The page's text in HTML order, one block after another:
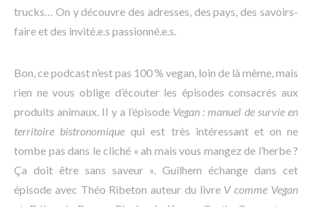
trucks… On y découvre des adresses, des pays, des savoirs-
faire et des invité.e.s passionné.e.s.
Bon, ce podcast n’est pas 100 % vegan, loin de là même, mais
rien ne vous oblige d’écouter les épisodes consacrés aux
produits animaux. Il y a l’épisode Vegan : manuel de survie en
territoire bistronomique qui est très intéressant et on ne
tombe pas dans le cliché « ah mais vous mangez de l’herbe ?
Ça doit être sans saveur ». Guilhem échange dans cet
épisode avec Théo Ribeton auteur du livre V comme Vegan